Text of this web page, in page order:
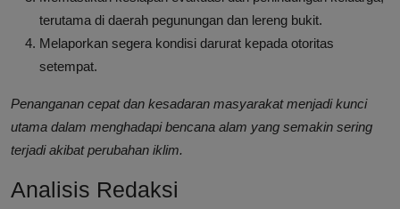
terutama di daerah pegunungan dan lereng bukit.
Melaporkan segera kondisi darurat kepada otoritas
setempat.
Penanganan cepat dan kesadaran masyarakat menjadi kunci
utama dalam menghadapi bencana alam yang semakin sering
terjadi akibat perubahan iklim.
Analisis Redaksi